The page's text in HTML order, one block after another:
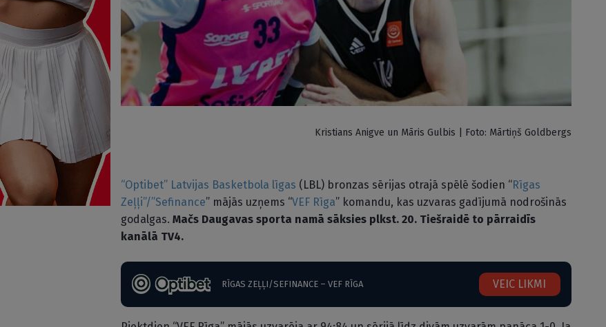
Kristians Anigve un Māris Gulbis | Foto: Mārtiņš Goldbergs
“Optibet” Latvijas Basketbola līgas (LBL) bronzas sērijas otrajā spēlē šodien “Rīgas
Zeļļi”/”Sefinance” mājās uzņems “VEF Rīga” komandu, kas uzvaras gadījumā nodrošinās
godalgas. Mačs Daugavas sporta namā sāksies plkst. 20. Tiešraidē to pārraidīs
kanālā TV4.
RĪGAS ZEĻĻI/SEFINANCE – VEF RĪGA VEIC LIKMI